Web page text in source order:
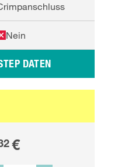
Nein
DATEN
€